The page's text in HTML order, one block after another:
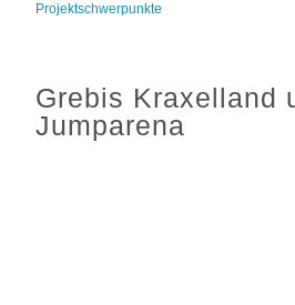
Projektschwerpunkte
Grebis Kraxelland
Jumparena